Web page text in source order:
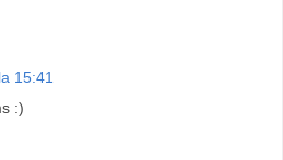
15:41
:)